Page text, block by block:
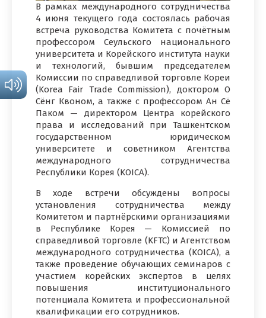
В рамках международного сотрудничества
4 июня текущего года состоялась рабочая
встреча руководства Комитета с почётным
профессором Сеульского национального
университета и Корейского института науки
и технологий, бывшим председателем
Комиссии по справедливой торговле Кореи
(Korea Fair Trade Commission), доктором О
Сёнг Квоном, а также с профессором Ан Сё
Паком — директором Центра корейского
права и исследований при Ташкентском
государственном юридическом
университете и советником Агентства
международного сотрудничества
Республики Корея (KOICA).
В ходе встречи обсуждены вопросы
установления сотрудничества между
Комитетом и партнёрскими организациями
в Республике Корея — Комиссией по
справедливой торговле (KFTC) и Агентством
международного сотрудничества (KOICA), а
также проведение обучающих семинаров с
участием корейских экспертов в целях
повышения институционального
потенциала Комитета и профессиональной
квалификации его сотрудников.